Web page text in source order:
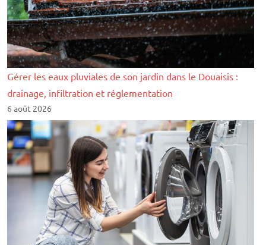
Gérer les eaux pluviales de son jardin dans le Douaisis :
drainage, infiltration et réglementation
6 août 2026